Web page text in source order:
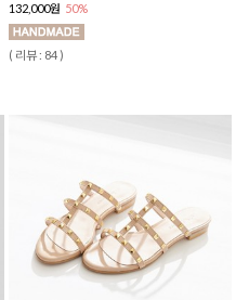
132,000원 50%
( 리뷰 : 84 )